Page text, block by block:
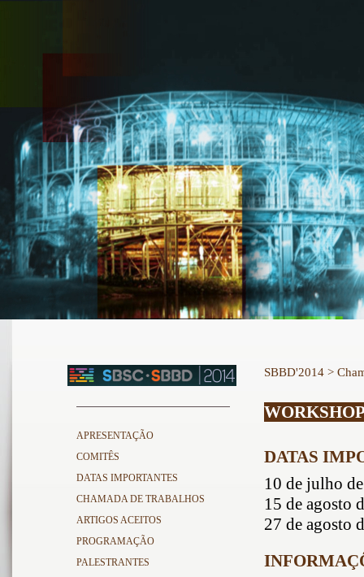
APRESENTAÇÃO
COMITÊS
DATAS IMPORTANTES
CHAMADA DE TRABALHOS
ARTIGOS ACEITOS
PROGRAMAÇÃO
PALESTRANTES
SBBD'2014 >
DATAS
10 de julho
15 de agosto
27 de agosto